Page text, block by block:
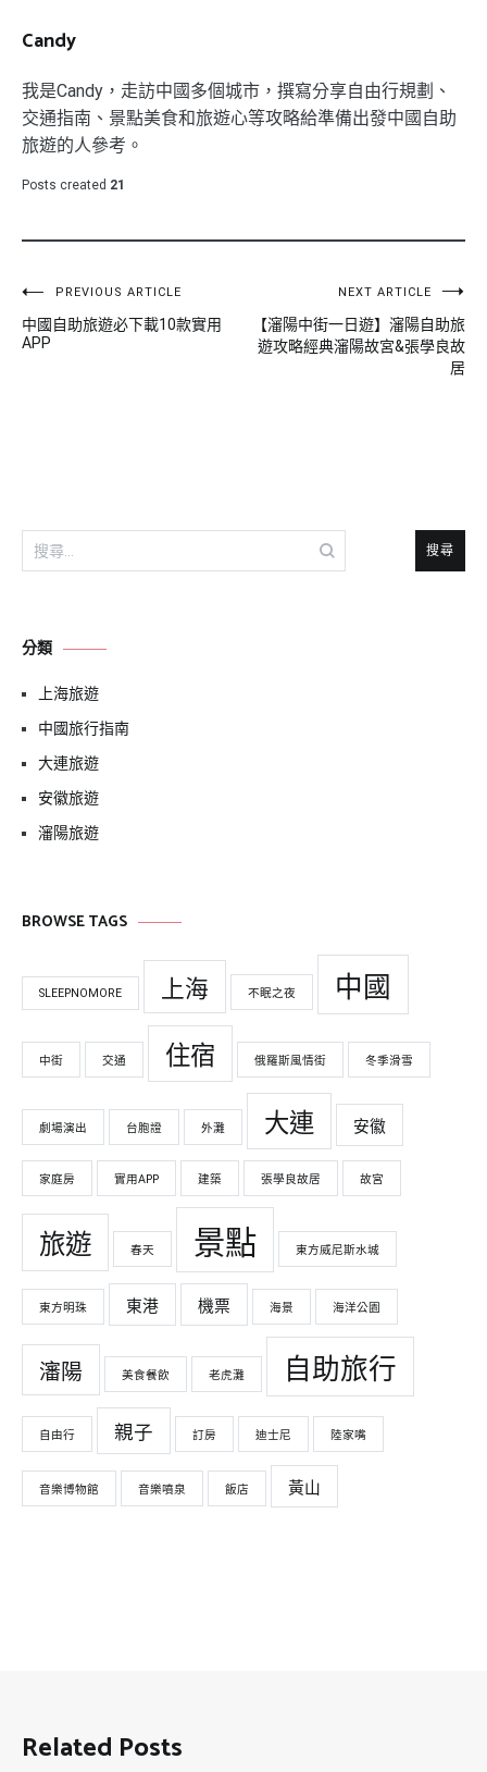
Candy
我是Candy，走訪中國多個城市，撰寫分享自由行規劃、
交通指南、景點美食和旅遊心等攻略給準備出發中國自助
旅遊的人參考。
Posts created 21
文
章
PREVIOUS ARTICLE
中國自助旅遊必下載10款實用
APP
NEXT ARTICLE
【瀋陽中街一日遊】瀋陽自助旅
遊攻略經典瀋陽故宮&張學良故
居
搜
尋
字:
分類
上海旅遊
中國旅行指南
大連旅遊
安徽旅遊
瀋陽旅遊
BROWSE TAGS
SLEEPNOMORE 上海 不眠之夜 中國
中街 交通 住宿 俄羅斯風情街 冬季滑雪
劇場演出 台胞證 外灘 大連 安徽
家庭房 實用APP 建築 張學良故居 故宮
旅遊 春天 景點 東方威尼斯水城
東方明珠 東港 機票 海景 海洋公園
瀋陽 美食餐飲 老虎灘 自助旅行
自由行 親子 訂房 迪士尼 陸家嘴
音樂博物館 音樂噴泉 飯店 黃山
Related Posts